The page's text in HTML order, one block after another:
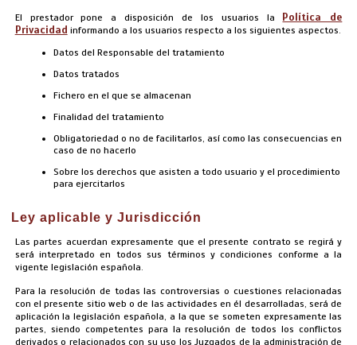
El prestador pone a disposición de los usuarios la Política de
Privacidad informando a los usuarios respecto a los siguientes aspectos.
Datos del Responsable del tratamiento
Datos tratados
Fichero en el que se almacenan
Finalidad del tratamiento
Obligatoriedad o no de facilitarlos, así como las consecuencias en
caso de no hacerlo
Sobre los derechos que asisten a todo usuario y el procedimiento
para ejercitarlos
Ley aplicable y Jurisdicción
Las partes acuerdan expresamente que el presente contrato se regirá y
será interpretado en todos sus términos y condiciones conforme a la
vigente legislación española.
Para la resolución de todas las controversias o cuestiones relacionadas
con el presente sitio web o de las actividades en él desarrolladas, será de
aplicación la legislación española, a la que se someten expresamente las
partes, siendo competentes para la resolución de todos los conflictos
derivados o relacionados con su uso los Juzgados de la administración de